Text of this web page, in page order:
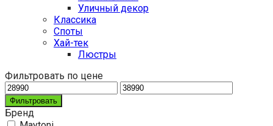
Уличный декор
Классика
Споты
Хай-тек
Люстры
Фильтровать по цене
Фильтровать
Бренд